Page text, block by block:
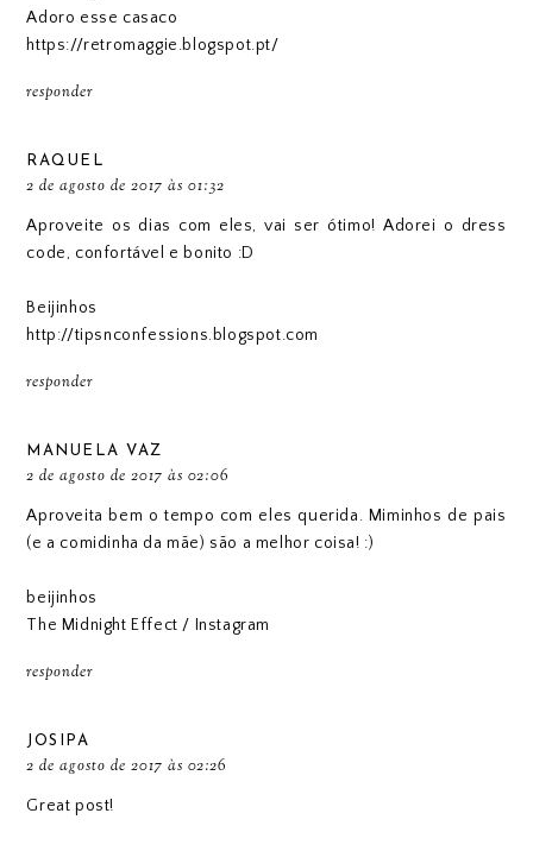
Adoro esse casaco
https://retromaggie.blogspot.pt/
responder
RAQUEL
2 de agosto de 2017 às 01:32
Aproveite os dias com eles, vai ser ótimo! Adorei o dress
code, confortável e bonito :D
Beijinhos
http://tipsnconfessions.blogspot.com
responder
MANUELA VAZ
2 de agosto de 2017 às 02:06
Aproveita bem o tempo com eles querida. Miminhos de pais
(e a comidinha da mãe) são a melhor coisa! :)
beijinhos
The Midnight Effect / Instagram
responder
JOSIPA
2 de agosto de 2017 às 02:26
Great post!